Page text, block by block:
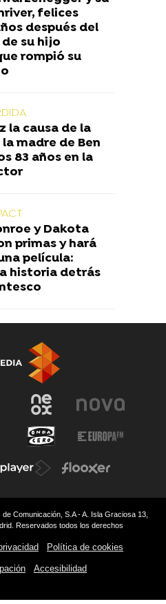
felices
después del
su hijo
rompió su
la causa de la
madre de Ben
83 años en la
y Dakota
primas y hará
película:
historia detrás
Comunicación, S.A - A. Isla Graciosa 13,
Reservados todos los derechos
Política de cookies
Accesibilidad